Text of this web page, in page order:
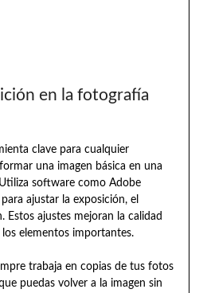
en la fotografía
clave para cualquier
una imagen básica en una
software como Adobe
ajustar la exposición, el
Estos ajustes mejoran la calidad
elementos importantes.
trabaja en copias de tus fotos
puedas volver a la imagen sin